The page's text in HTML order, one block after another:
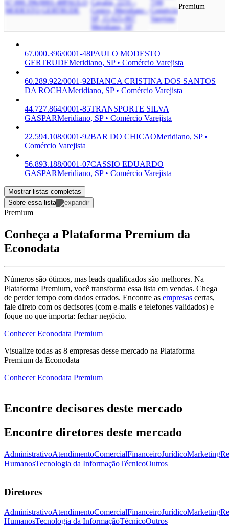
67.000.396/0001-48
PAULO
MODESTO GERTRUDE
Cavalin, 2235 -
Centro, Meridiano -
SP, 15.625-007
Meridiano, SP
Comércio
Varejista
Premium
67.000.396/0001-48PAULO MODESTO
GERTRUDEMeridiano, SP • Comércio Varejista
60.289.922/0001-92BIANCA CRISTINA DOS SANTOS
DA ROCHAMeridiano, SP • Comércio Varejista
44.727.864/0001-85TRANSPORTE SILVA
GASPARMeridiano, SP • Comércio Varejista
22.594.108/0001-92BAR DO CHICAOMeridiano, SP •
Comércio Varejista
56.893.188/0001-07CASSIO EDUARDO
GASPARMeridiano, SP • Comércio Varejista
Mostrar listas completas
Sobre essa lista
Premium
Conheça a Plataforma Premium da
Econodata
Números são ótimos, mas leads qualificados são melhores. Na
Plataforma Premium, você transforma essa lista em vendas. Chega
de perder tempo com dados errados. Encontre as empresas certas,
fale direto com os decisores (com e-mails e telefones validados) e
foque no que importa: fechar negócio.
Conhecer Econodata Premium
Visualize todas as 8 empresas desse mercado na Plataforma
Premium da Econodata
Conhecer Econodata Premium
Encontre decisores deste mercado
Encontre diretores deste mercado
AdministrativoAtendimentoComercialFinanceiroJurídicoMarketing
HumanosTecnologia da InformaçãoTécnicoOutros
Diretores
AdministrativoAtendimentoComercialFinanceiroJurídicoMarketing
HumanosTecnologia da InformaçãoTécnicoOutros